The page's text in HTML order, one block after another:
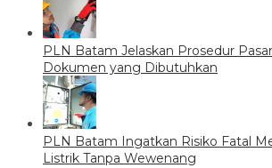
PLN Batam Jelaskan Prosedur
Dokumen yang Dibutuhkan
PLN Batam Ingatkan Risiko Fatal
Listrik Tanpa Wewenang